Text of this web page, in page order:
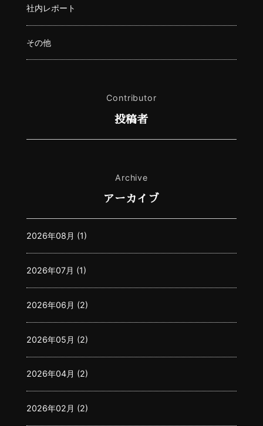
社内レポート
その他
Contributor
投稿者
Archive
アーカイブ
2026年08月 (1)
2026年07月 (1)
2026年06月 (2)
2026年05月 (2)
2026年04月 (2)
2026年02月 (2)